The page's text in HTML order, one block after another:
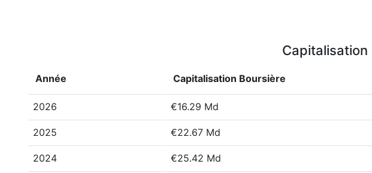
Capitalisation
Année Capitalisation Boursière
2026 €16.29 Md
2025 €22.67 Md
2024 €25.42 Md